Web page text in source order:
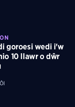
goroesi wedi i'w
10 llawr o dŵr